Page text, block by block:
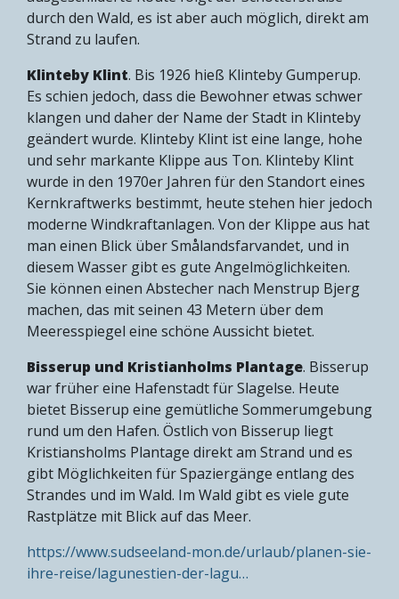
durch den Wald, es ist aber auch möglich, direkt am
Strand zu laufen.
Klinteby Klint. Bis 1926 hieß Klinteby Gumperup.
Es schien jedoch, dass die Bewohner etwas schwer
klangen und daher der Name der Stadt in Klinteby
geändert wurde. Klinteby Klint ist eine lange, hohe
und sehr markante Klippe aus Ton. Klinteby Klint
wurde in den 1970er Jahren für den Standort eines
Kernkraftwerks bestimmt, heute stehen hier jedoch
moderne Windkraftanlagen. Von der Klippe aus hat
man einen Blick über Smålandsfarvandet, und in
diesem Wasser gibt es gute Angelmöglichkeiten.
Sie können einen Abstecher nach Menstrup Bjerg
machen, das mit seinen 43 Metern über dem
Meeresspiegel eine schöne Aussicht bietet.
Bisserup und Kristianholms Plantage. Bisserup
war früher eine Hafenstadt für Slagelse. Heute
bietet Bisserup eine gemütliche Sommerumgebung
rund um den Hafen. Östlich von Bisserup liegt
Kristiansholms Plantage direkt am Strand und es
gibt Möglichkeiten für Spaziergänge entlang des
Strandes und im Wald. Im Wald gibt es viele gute
Rastplätze mit Blick auf das Meer.
https://www.sudseeland-mon.de/urlaub/planen-sie-
ihre-reise/lagunestien-der-lagu…